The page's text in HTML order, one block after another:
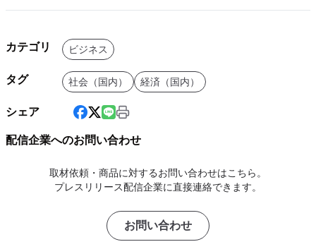
カテゴリ ビジネス
タグ 社会（国内） 経済（国内）
シェア
配信企業へのお問い合わせ
取材依頼・商品に対するお問い合わせはこちら。
プレスリリース配信企業に直接連絡できます。
お問い合わせ